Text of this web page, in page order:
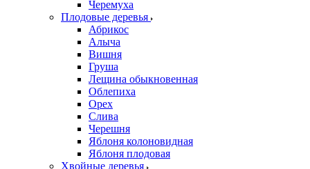
Черемуха
Плодовые деревья
Абрикос
Алыча
Вишня
Груша
Лещина обыкновенная
Облепиха
Орех
Слива
Черешня
Яблоня колоновидная
Яблоня плодовая
Хвойные деревья